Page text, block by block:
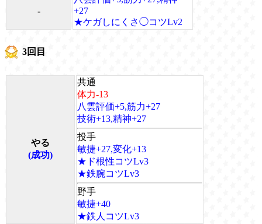
-
+27
★ケガしにくさ◯コツLv2
3回目
やる
(成功)
共通
体力-13
八雲評価+5,筋力+27
技術+13,精神+27
投手
敏捷+27,変化+13
★ド根性コツLv3
★鉄腕コツLv3
野手
敏捷+40
★鉄人コツLv3